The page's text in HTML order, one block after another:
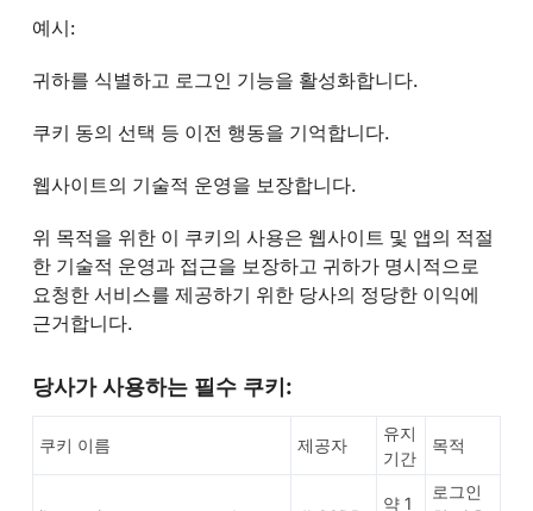
예시:
귀하를 식별하고 로그인 기능을 활성화합니다.
쿠키 동의 선택 등 이전 행동을 기억합니다.
웹사이트의 기술적 운영을 보장합니다.
위 목적을 위한 이 쿠키의 사용은 웹사이트 및 앱의 적절
한 기술적 운영과 접근을 보장하고 귀하가 명시적으로
요청한 서비스를 제공하기 위한 당사의 정당한 이익에
근거합니다.
당사가 사용하는 필수 쿠키:
쿠키 이름 제공자
유지
기간
목적
약 1
로그인